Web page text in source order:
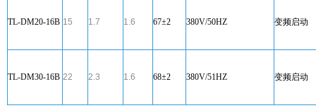
TL-DM20-16B 15 1.7 1.6 67±2 380V/50HZ 变频启动
TL-DM30-16B 22 2.3 1.6 68±2 380V/51HZ 变频启动